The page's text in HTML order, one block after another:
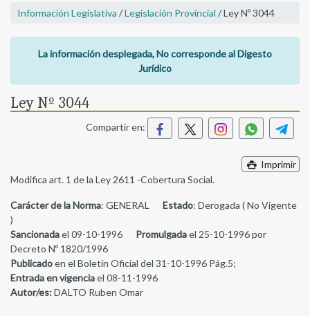
Información Legislativa /Legislación Provincial / Ley Nº 3044
La información desplegada, No corresponde al Digesto
Jurídico
Ley Nº 3044
Compartir en:
Imprimir
Modifica art. 1 de la Ley 2611 -Cobertura Social.
Carácter de la Norma: GENERAL Estado: Derogada ( No Vigente
)
Sancionadael 09-10-1996 Promulgadael 25-10-1996 por
Decreto Nº 1820/1996
Publicadoen el Boletín Oficial del 31-10-1996 Pág.5;
Entrada en vigenciael 08-11-1996
Autor/es:DALTO Ruben Omar